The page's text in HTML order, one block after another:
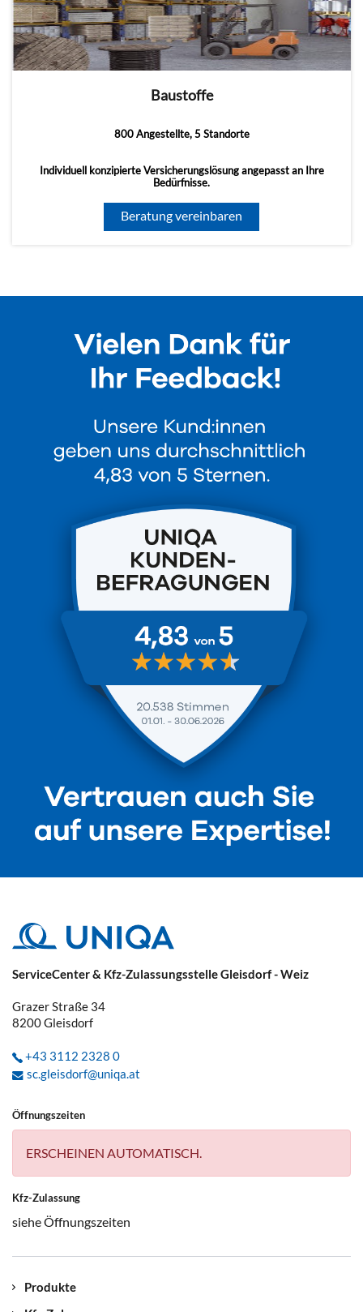
Baustoffe
800 Angestellte, 5 Standorte
Individuell konzipierte Versicherungslösung angepasst an Ihre
Bedürfnisse.
Beratung vereinbaren
ServiceCenter & Kfz-Zulassungsstelle Gleisdorf - Weiz
Grazer Straße 34
8200Gleisdorf
+43 3112 2328 0
sc.gleisdorf@uniqa.at
Öffnungszeiten
ERSCHEINEN AUTOMATISCH.
Kfz-Zulassung
siehe Öffnungszeiten
Produkte